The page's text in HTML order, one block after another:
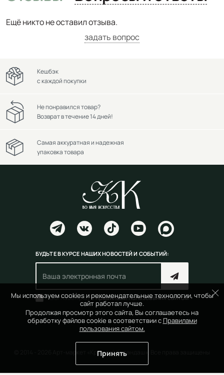
Ещё никто не оставил отзыва.
задать вопрос
Мы используем cookies и рекомендательные технологии, чтобы
сайт работал лучше.
Продолжая просмотр этого сайта, Вы соглашаетесь на
обработку файлов cookie в соответствии с Правилами
пользования сайтом.
Принять
Кешбэк
с каждой покупки
Не понравился товар?
Возврат в течение 14 дней!
Самая аккуратная и надежная
упаковка товара
БУДЬТЕ В КУРСЕ НАШИХ НОВОСТЕЙ И СОБЫТИЙ:
Согласен(на) справилами пользования сайтом
© 2014 - 2026 Арт-маркет «Красный Карандаш». Все права защищены